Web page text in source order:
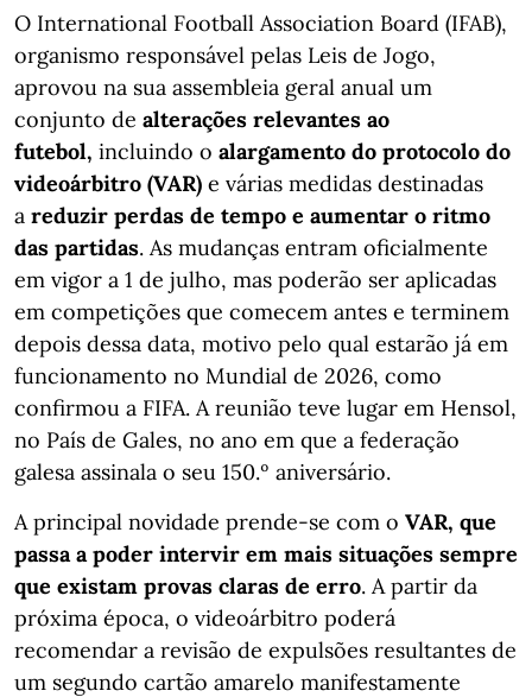
O International Football Association Board (IFAB),
organismo responsável pelas Leis de Jogo,
aprovou na sua assembleia geral anual um
conjunto de alterações relevantes ao
futebol, incluindo o alargamento do protocolo do
videoárbitro (VAR) e várias medidas destinadas
a reduzir perdas de tempo e aumentar o ritmo
das partidas. As mudanças entram oficialmente
em vigor a 1 de julho, mas poderão ser aplicadas
em competições que comecem antes e terminem
depois dessa data, motivo pelo qual estarão já em
funcionamento no Mundial de 2026, como
confirmou a FIFA. A reunião teve lugar em Hensol,
no País de Gales, no ano em que a federação
galesa assinala o seu 150.º aniversário.
A principal novidade prende-se com o VAR, que
passa a poder intervir em mais situações sempre
que existam provas claras de erro. A partir da
próxima época, o videoárbitro poderá
recomendar a revisão de expulsões resultantes de
um segundo cartão amarelo manifestamente